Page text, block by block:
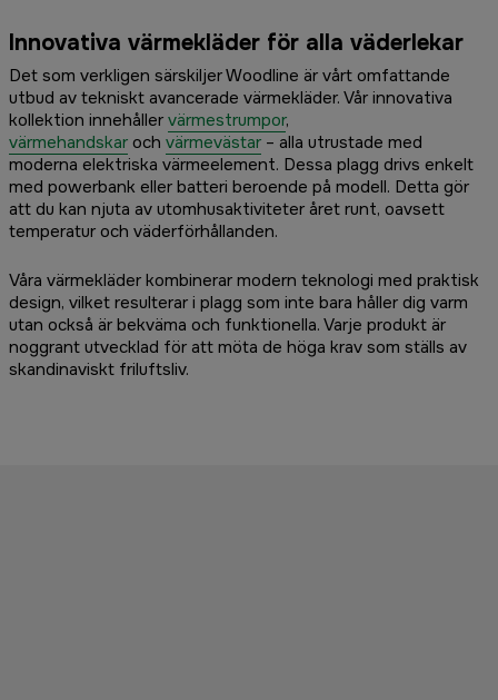
Innovativa värmekläder för alla väderlekar
Det som verkligen särskiljer Woodline är vårt omfattande
utbud av tekniskt avancerade värmekläder. Vår innovativa
kollektion innehåller värmestrumpor,
värmehandskar och värmevästar – alla utrustade med
moderna elektriska värmeelement. Dessa plagg drivs enkelt
med powerbank eller batteri beroende på modell. Detta gör
att du kan njuta av utomhusaktiviteter året runt, oavsett
temperatur och väderförhållanden.
Våra värmekläder kombinerar modern teknologi med praktisk
design, vilket resulterar i plagg som inte bara håller dig varm
utan också är bekväma och funktionella. Varje produkt är
noggrant utvecklad för att möta de höga krav som ställs av
skandinaviskt friluftsliv.